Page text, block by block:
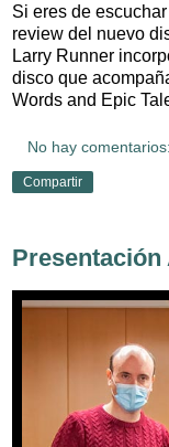
Si eres de
review del nuevo
Larry Runner
disco que
Words and Epic
No hay comentarios:
Compartir
Presentación